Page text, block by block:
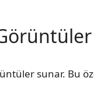
sunar. Bu